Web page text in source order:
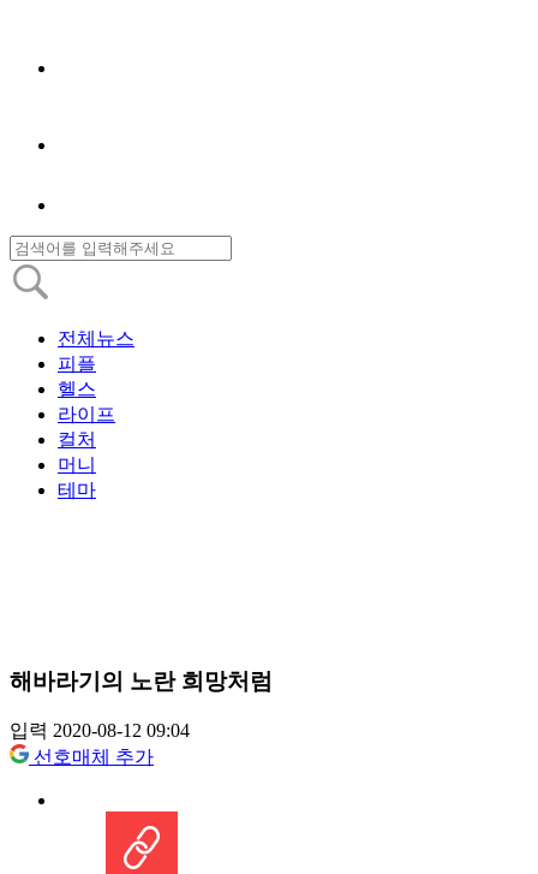
전체뉴스
피플
헬스
라이프
컬처
머니
테마
해바라기의 노란 희망처럼
입력 2020-08-12 09:04
선호매체 추가